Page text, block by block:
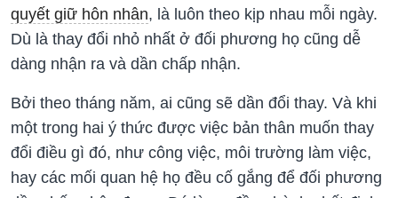
quyết giữ hôn nhân, là luôn theo kịp nhau mỗi ngày.
Dù là thay đổi nhỏ nhất ở đối phương họ cũng dễ
dàng nhận ra và dần chấp nhận.
Bởi theo tháng năm, ai cũng sẽ dần đổi thay. Và khi
một trong hai ý thức được việc bản thân muốn thay
đổi điều gì đó, như công việc, môi trường làm việc,
hay các mối quan hệ họ đều cố gắng để đối phương